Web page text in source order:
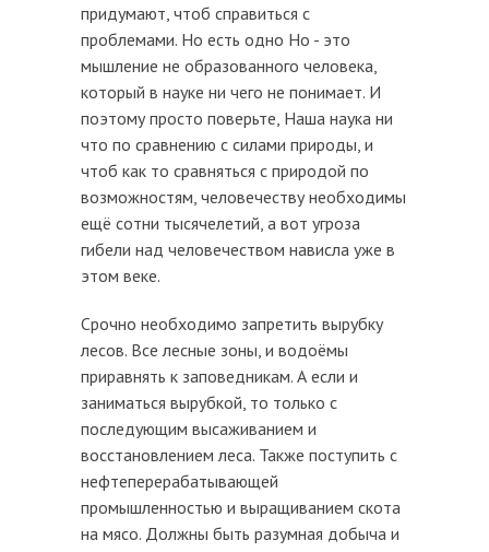
придумают, чтоб справиться с
проблемами. Но есть одно Но - это
мышление не образованного человека,
который в науке ни чего не понимает. И
поэтому просто поверьте, Наша наука ни
что по сравнению с силами природы, и
чтоб как то сравняться с природой по
возможностям, человечеству необходимы
ещё сотни тысячелетий, а вот угроза
гибели над человечеством нависла уже в
этом веке.
Срочно необходимо запретить вырубку
лесов. Все лесные зоны, и водоёмы
приравнять к заповедникам. А если и
заниматься вырубкой, то только с
последующим высаживанием и
восстановлением леса. Также поступить с
нефтеперерабатывающей
промышленностью и выращиванием скота
на мясо. Должны быть разумная добыча и